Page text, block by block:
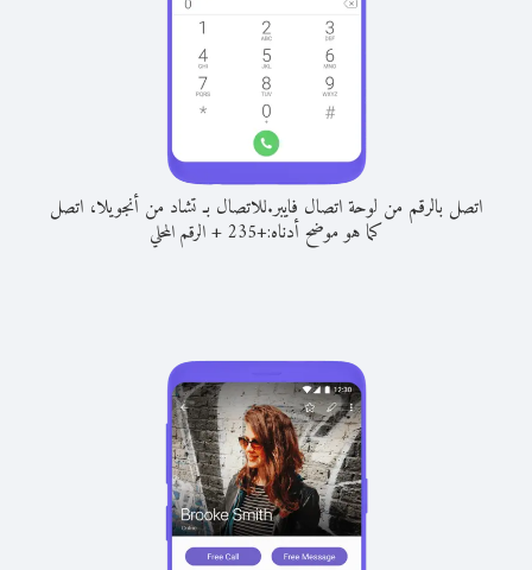
اتصل بالرقم من لوحة اتصال فايبر.للاتصال بـ تشاد من أنجويلا، اتصل
كما هو موضح أدناه:+
235
+الرقم المحلي